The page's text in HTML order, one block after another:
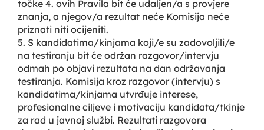
točke 4. ovih Pravila bit će udaljen/a s provjere
znanja, a njegov/a rezultat neće Komisija neće
priznati niti ocijeniti.
5. S kandidatima/kinjama koji/e su zadovoljili/e
na testiranju bit će održan razgovor/intervju
odmah po objavi rezultata na dan održavanja
testiranja. Komisija kroz razgovor (intervju) s
kandidatima/kinjama utvrđuje interese,
profesionalne ciljeve i motivaciju kandidata/tkinje
za rad u javnoj službi. Rezultati razgovora